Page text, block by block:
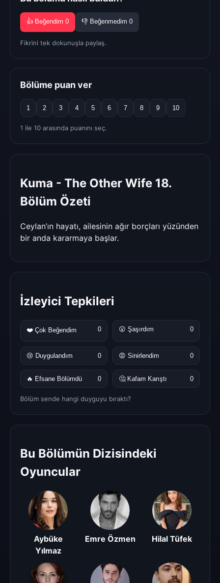
👍 Beğendim 0 👎 Beğenmedim 0
Fikrini tek dokunuşla paylaş.
Bölüme puan ver
1 2 3 4 5 6 7 8 9 10
1 ile 10 arasında puanını seç.
Kuma - The Other Wife 18.
Bölüm Özeti
Ceylan’ın hayatı, ailesinin ağır borçları yüzünden
bir anda kararmaya başlar.
İzleyici Tepkileri
❤️ Çok Beğendim 0 😮 Şaşırdım 0
😢 Duygulandım 0 😡 Sinirlendim 0
🔥 Efsane Bölümdü 0 🤔 Kafam Karıştı 0
Bölüm sende hangi duyguyu bıraktı?
Bu Bölümün Dizisindeki
Oyuncular
Aybüke
Yılmaz
Emre Özmen Hilal Tüfek